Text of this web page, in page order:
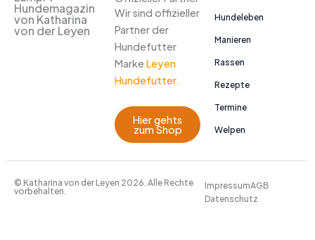
Hundemagazin
von Katharina
von der Leyen
Wir sind offizieller
Partner der
Hundefutter
Marke Leyen
Hundefutter.
Hier gehts
zum Shop
Hundeleben
Manieren
Rassen
Rezepte
Termine
Welpen
© Katharina von der Leyen 2026. Alle Rechte
vorbehalten.
ImpressumAGB
Datenschutz